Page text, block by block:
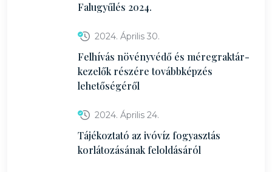
Falugyűlés 2024.
2024. Április 30.
Felhívás növényvédő és méregraktár-
kezelők részére továbbképzés
lehetőségéről
2024. Április 24.
Tájékoztató az ivóvíz fogyasztás
korlátozásának feloldásáról